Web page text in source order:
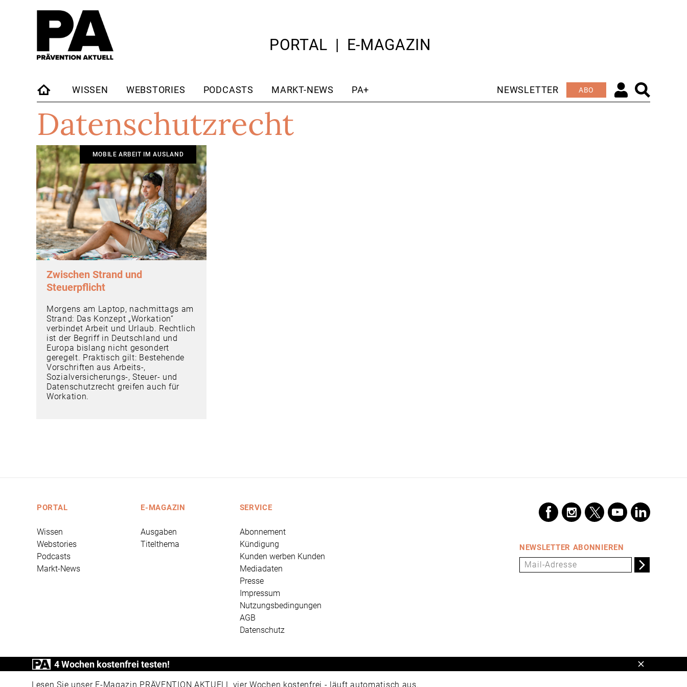
PORTAL E-MAGAZIN
STARTSEITE
WISSEN WEBSTORIES PODCASTS MARKT-NEWS PA+ NEWSLETTER ABO
Datenschutzrecht
MOBILE ARBEIT IM AUSLAND
Zwischen Strand und
Steuerpflicht
Morgens am Laptop, nachmittags am
Strand: Das Konzept „Workation“
verbindet Arbeit und Urlaub. Rechtlich
ist der Begriff in Deutschland und
Europa bislang nicht gesondert
geregelt. Praktisch gilt: Bestehende
Vorschriften aus Arbeits-,
Sozialversicherungs-, Steuer- und
Datenschutzrecht greifen auch für
Workation.
PORTAL
Wissen
Webstories
Podcasts
Markt-News
E-MAGAZIN
Ausgaben
Titelthema
SERVICE
Abonnement
Kündigung
Kunden werben Kunden
Mediadaten
Presse
Impressum
Nutzungsbedingungen
AGB
Datenschutz
NEWSLETTER ABONNIEREN
4 Wochen kostenfrei testen!
Lesen Sie unser E-Magazin PRÄVENTION AKTUELL vier Wochen kostenfrei - läuft automatisch aus.
Schließen